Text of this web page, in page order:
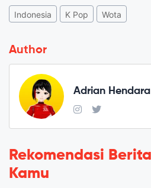
Indonesia K Pop Wota
Author
Adrian Hendara
Rekomendasi
Kamu